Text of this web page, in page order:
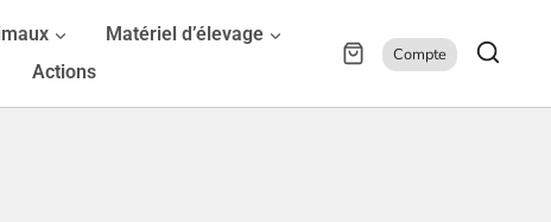
Matériel d’élevage
Actions
Compte